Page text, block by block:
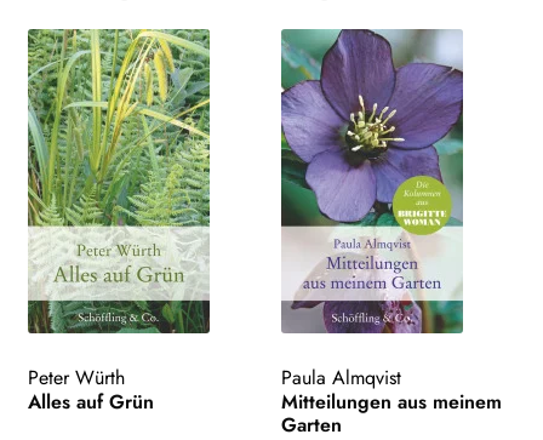
Search:
Peter Würth
Alles auf Grün
Paula Almqvist
Mitteilungen aus meinem
Garten